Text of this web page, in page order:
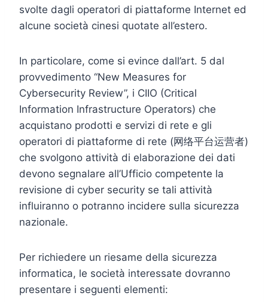
svolte dagli operatori di piattaforme Internet ed
alcune società cinesi quotate all’estero.
In particolare, come si evince dall’art. 5 dal
provvedimento “New Measures for
Cybersecurity Review”, i CIIO (Critical
Information Infrastructure Operators) che
acquistano prodotti e servizi di rete e gli
operatori di piattaforme di rete (网络平台运营者)
che svolgono attività di elaborazione dei dati
devono segnalare all’Ufficio competente la
revisione di cyber security se tali attività
influiranno o potranno incidere sulla sicurezza
nazionale.
Per richiedere un riesame della sicurezza
informatica, le società interessate dovranno
presentare i seguenti elementi: